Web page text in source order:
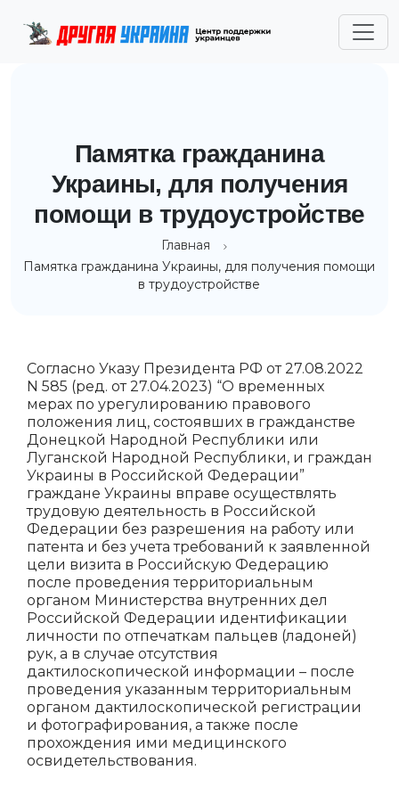
Памятка гражданина
Украины, для получения
помощи в трудоустройстве
Главная
Памятка гражданина Украины, для получения помощи
в трудоустройстве
Согласно Указу Президента РФ от 27.08.2022
N 585 (ред. от 27.04.2023) “О временных
мерах по урегулированию правового
положения лиц, состоявших в гражданстве
Донецкой Народной Республики или
Луганской Народной Республики, и граждан
Украины в Российской Федерации”
граждане Украины вправе осуществлять
трудовую деятельность в Российской
Федерации без разрешения на работу или
патента и без учета требований к заявленной
цели визита в Российскую Федерацию
после проведения территориальным
органом Министерства внутренних дел
Российской Федерации идентификации
личности по отпечаткам пальцев (ладоней)
рук, а в случае отсутствия
дактилоскопической информации – после
проведения указанным территориальным
органом дактилоскопической регистрации
и фотографирования, а также после
прохождения ими медицинского
освидетельствования.